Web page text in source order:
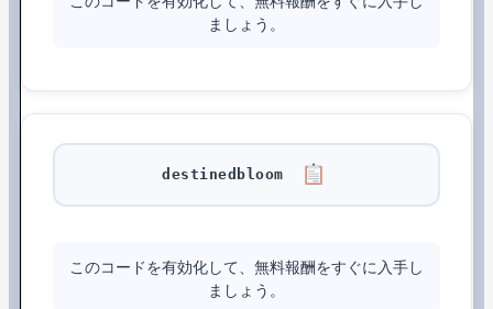
ましょう。
destinedbloom
このコードを有効化して、無料報酬をすぐに入手し
ましょう。